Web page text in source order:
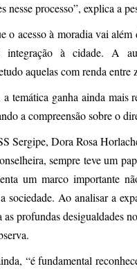
nesse processo”, explica a
o acesso à moradia vai
à cidade. A
aquelas com renda entre
temática ganha ainda
a compreensão sobre o
Sergipe, Dora Rosa
sempre teve um
um marco importante
sociedade. Ao analisar a
as profundas desigualdades
“é fundamental